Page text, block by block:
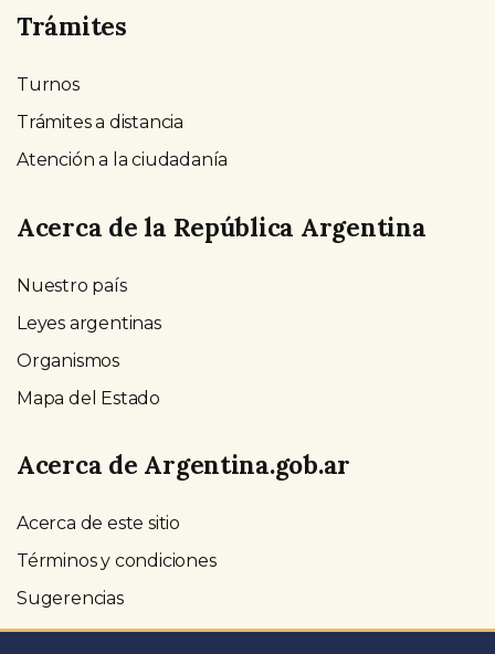
Trámites
Turnos
Trámites a distancia
Atención a la ciudadanía
Acerca de la República Argentina
Nuestro país
Leyes argentinas
Organismos
Mapa del Estado
Acerca de Argentina.gob.ar
Acerca de este sitio
Términos y condiciones
Sugerencias